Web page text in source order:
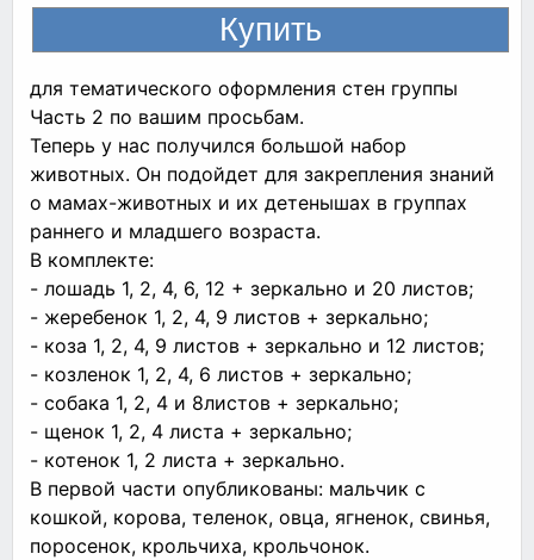
для тематического оформления стен группы
Часть 2 по вашим просьбам.
Теперь у нас получился большой набор
животных. Он подойдет для закрепления знаний
о мамах-животных и их детенышах в группах
раннего и младшего возраста.
В комплекте:
- лошадь 1, 2, 4, 6, 12 + зеркально и 20 листов;
- жеребенок 1, 2, 4, 9 листов + зеркально;
- коза 1, 2, 4, 9 листов + зеркально и 12 листов;
- козленок 1, 2, 4, 6 листов + зеркально;
- собака 1, 2, 4 и 8листов + зеркально;
- щенок 1, 2, 4 листа + зеркально;
- котенок 1, 2 листа + зеркально.
В первой части опубликованы: мальчик с
кошкой, корова, теленок, овца, ягненок, свинья,
поросенок, крольчиха, крольчонок.